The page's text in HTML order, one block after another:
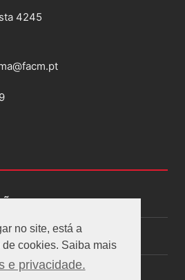
no site, está a
cookies. Saiba mais
e privacidade.
4245